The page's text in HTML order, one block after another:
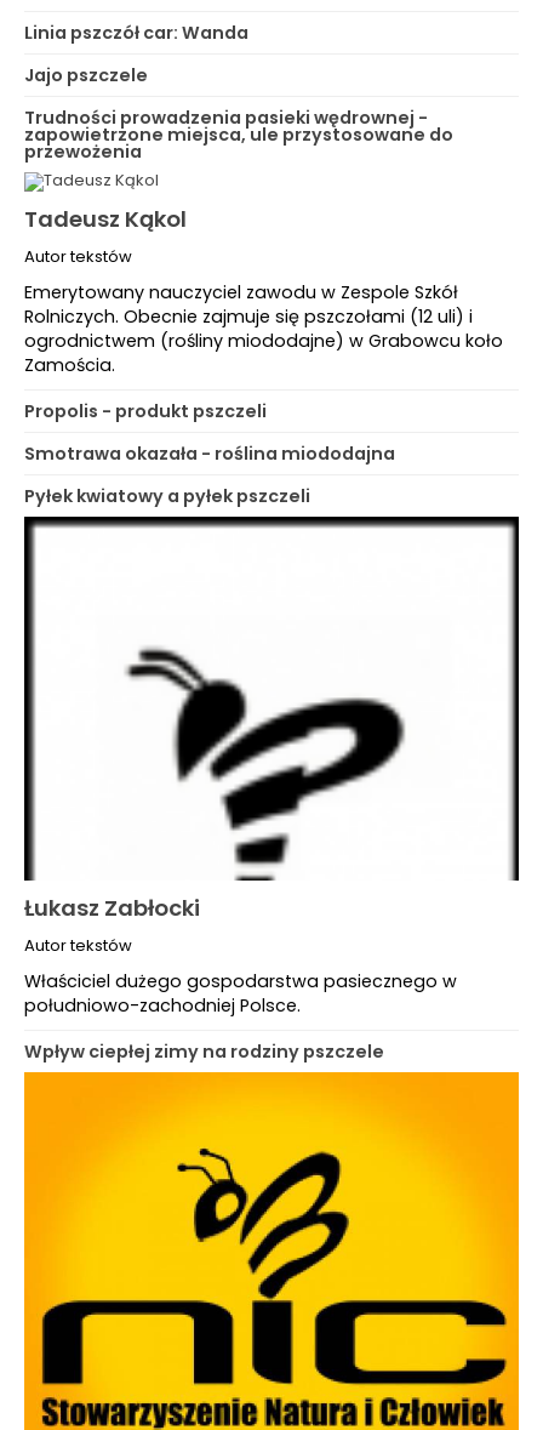
Linia pszczół car: Wanda
Jajo pszczele
Trudności prowadzenia pasieki wędrownej -
zapowietrzone miejsca, ule przystosowane do
przewożenia
Tadeusz Kąkol
Autor tekstów
Emerytowany nauczyciel zawodu w Zespole Szkół
Rolniczych. Obecnie zajmuje się pszczołami (12 uli) i
ogrodnictwem (rośliny miododajne) w Grabowcu koło
Zamościa.
Propolis - produkt pszczeli
Smotrawa okazała - roślina miododajna
Pyłek kwiatowy a pyłek pszczeli
Łukasz Zabłocki
Autor tekstów
Właściciel dużego gospodarstwa pasiecznego w
południowo-zachodniej Polsce.
Wpływ ciepłej zimy na rodziny pszczele